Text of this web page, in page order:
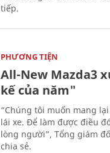
tiếp.
PHƯƠNG TIỆN
All-New Mazda3
kế của năm"
“Chúng tôi muốn mang
lái xe. Để làm được điều
lòng người”, Tổng giám
chia sẻ.